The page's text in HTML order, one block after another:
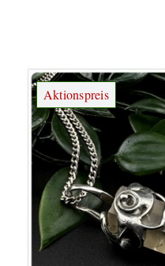
Aktionspreis